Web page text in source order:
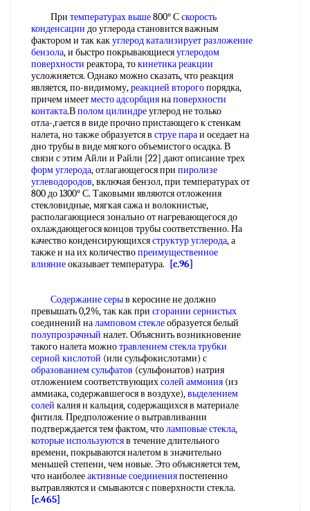
При температурах выше800° Сскорость
конденсации до углерода становится важным
фактором и так какуглерод катализируетразложение
бензола, и быстро покрывающиесяуглеродом
поверхности реактора, токинетика реакции
усложняется. Однако можно сказать, что реакция
является, по-видимому,реакцией второгопорядка,
причем имеетместо адсорбциянаповерхности
контакта.Вполом цилиндреуглерод не только
отла-,гается в виде прочно пристающего к стенкам
налета, но также образуется в струе параи оседает на
дно трубы в виде мягкого объемистого осадка. В
связи с этим Айли и Райли [22] дают описание трех
форм углерода, отлагающегося при пиролизе
углеводородов, включая бензол, при температурах от
800 до 1300° С. Таковыми являются отложения
стекловидные, мягкая сажа и волокнистые,
располагающиеся зонально от нагревающегося до
охлаждающегося концов трубы соответственно. На
качество конденсирующихсяструктур углерода, а
также и на их количествопреимущественное
влияниеоказывает температура. [c.96]
Содержание серыв керосине не должно
превышать 0,2%, так как при сгорании сернистых
соединений наламповом стеклеобразуется белый
полупрозрачный налет. Объяснить возникновение
такого налета можнотравлением стеклатрубки
серной кислотой (или сульфокислотами) с
образованием сульфатов (сульфонатов) натрия
отложением соответствующихсолей аммония (из
аммиака, содержавшегося в воздухе),выделением
солей калия и кальция, содержащихся в материале
фитиля. Предположение о вытравливании
подтверждается тем фактом, чтоламповые стекла,
которые используютсяв течение длительного
времени, покрываются налетом в значительно
меньшей степени, чем новые. Это объясняется тем,
что наиболееактивные соединенияпостепенно
вытравляются и смываются с поверхности стекла.
[c.465]